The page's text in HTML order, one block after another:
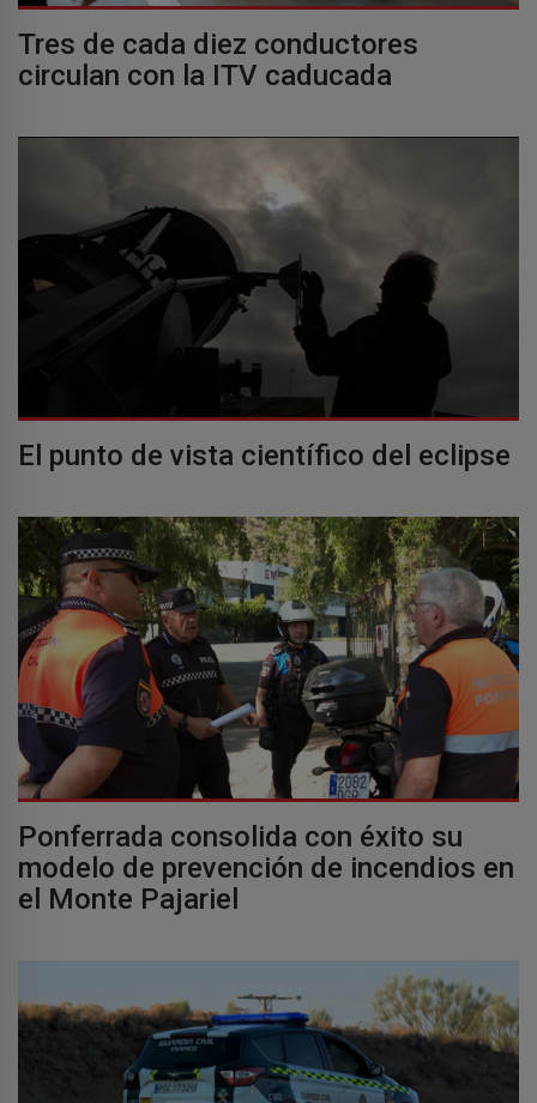
Tres de cada diez conductores
circulan con la ITV caducada
El punto de vista científico del eclipse
Ponferrada consolida con éxito su
modelo de prevención de incendios en
el Monte Pajariel